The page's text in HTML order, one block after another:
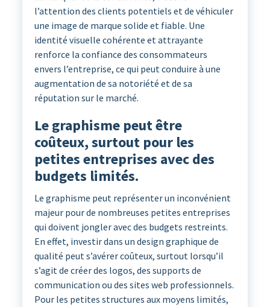
l’attention des clients potentiels et de véhiculer
une image de marque solide et fiable. Une
identité visuelle cohérente et attrayante
renforce la confiance des consommateurs
envers l’entreprise, ce qui peut conduire à une
augmentation de sa notoriété et de sa
réputation sur le marché.
Le graphisme peut être
coûteux, surtout pour les
petites entreprises avec des
budgets limités.
Le graphisme peut représenter un inconvénient
majeur pour de nombreuses petites entreprises
qui doivent jongler avec des budgets restreints.
En effet, investir dans un design graphique de
qualité peut s’avérer coûteux, surtout lorsqu’il
s’agit de créer des logos, des supports de
communication ou des sites web professionnels.
Pour les petites structures aux moyens limités,